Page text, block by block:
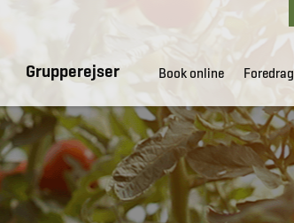
Grupperejser Book online Foredrag